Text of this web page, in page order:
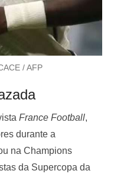
/ AFP
France Football,
durante a
na Champions
da Supercopa da